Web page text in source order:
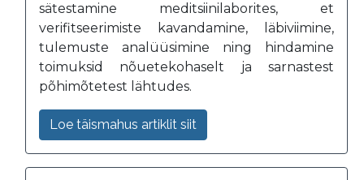
sätestamine meditsiinilaborites, et
verifitseerimiste kavandamine, läbiviimine,
tulemuste analüüsimine ning hindamine
toimuksid nõuetekohaselt ja sarnastest
põhimõtetest lähtudes.
Loe täismahus artiklit siit